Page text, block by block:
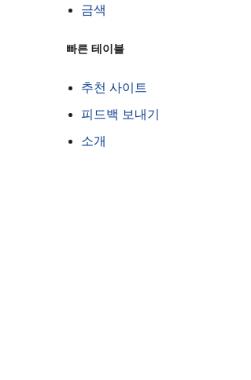
금색
빠른 테이블
추천 사이트
피드백 보내기
소개